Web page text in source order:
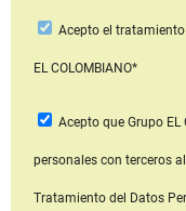
Acepto el
EL COLOMBIANO*
Acepto que Grupo EL
personales con terceros
Tratamiento del Datos